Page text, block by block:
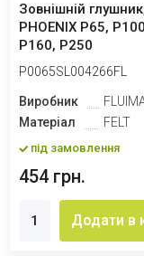
Зовнішній
PHOENIX P65,
P160, P250
P0065SL004266FL
Виробник
Матеріал
FELT
під замовлення
454 грн.
Додати в